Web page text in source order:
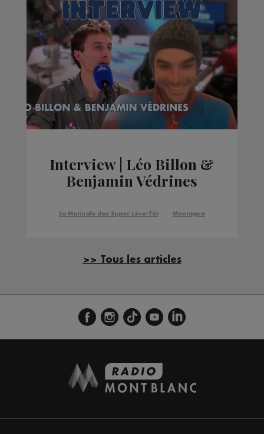
Interview | Léo Billon &
Benjamin Védrines
La Matinale des Super Lève-Tôt Montagne
>> Tous les articles